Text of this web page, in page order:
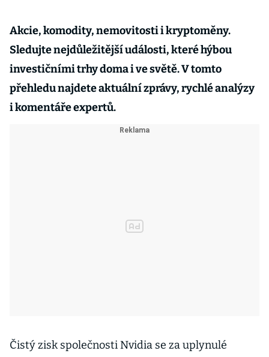
Akcie, komodity, nemovitosti i kryptoměny.
Sledujte nejdůležitější události, které hýbou
investičními trhy doma i ve světě. V tomto
přehledu najdete aktuální zprávy, rychlé analýzy
i komentáře expertů.
Čistý zisk společnosti Nvidia se za uplynulé